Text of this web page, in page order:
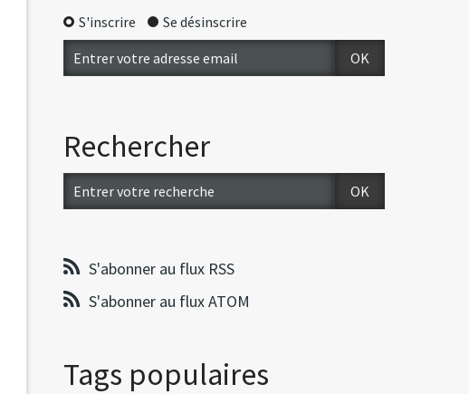
S'inscrire Se désinscrire
Rechercher
S'abonner au flux RSS
S'abonner au flux ATOM
Tags populaires